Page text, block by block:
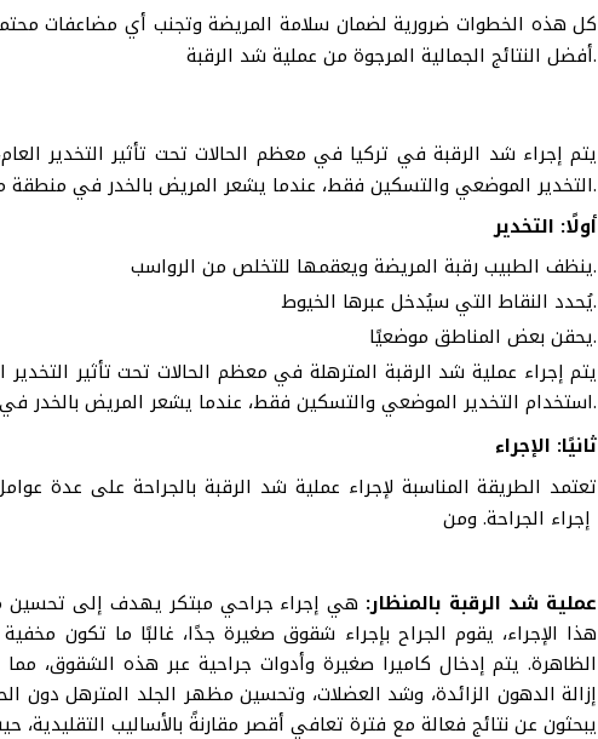
كل هذه الخطوات ضرورية لضمان سلامة المريضة وتجنب أي مضاعفات
أفضل النتائج الجمالية المرجوة من عملية شد الرقبة.
يتم إجراء شد الرقبة في تركيا في معظم الحالات تحت تأثير التخدير
التخدير الموضعي والتسكين فقط، عندما يشعر المريض بالخدر في منطقة معينة من الجسم فقط.
أولًا: التخدير
ينظف الطبيب رقبة المريضة ويعقمها للتخلص من الرواسب.
يُحدد النقاط التي سيُدخل عبرها الخيوط.
يحقن بعض المناطق موضعيًا.
يتم إجراء عملية شد الرقبة المترهلة في معظم الحالات تحت تأثير
استخدام التخدير الموضعي والتسكين فقط، عندما يشعر المريض بالخدر في منطقة معينة من الجسم فقط.
ثانيًا: الإجراء
تعتمد الطريقة المناسبة لإجراء عملية شد الرقبة بالجراحة على عدة
عملية شد الرقبة بالمنظار: هي إجراء جراحي مبتكر يهدف إلى تحسين
هذا الإجراء، يقوم الجراح بإجراء شقوق صغيرة جدًا، غالبًا ما تكون
الظاهرة. يتم إدخال كاميرا صغيرة وأدوات جراحية عبر هذه الشقوق، مما
إزالة الدهون الزائدة، وشد العضلات، وتحسين مظهر الجلد المترهل دون
يبحثون عن نتائج فعالة مع فترة تعافي أقصر مقارنةً بالأساليب